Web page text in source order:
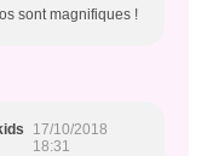
sont magnifiques !
17/10/2018
18:31